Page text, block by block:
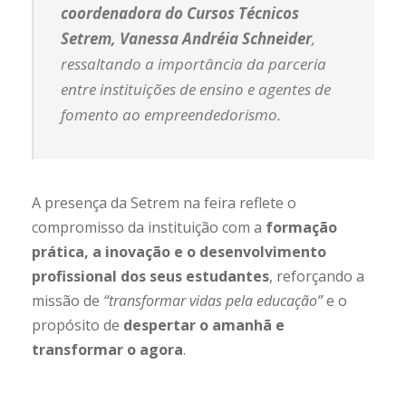
coordenadora do Cursos Técnicos
Setrem, Vanessa Andréia Schneider,
ressaltando a importância da parceria
entre instituições de ensino e agentes de
fomento ao empreendedorismo.
A presença da Setrem na feira reflete o
compromisso da instituição com a formação
prática, a inovação e o desenvolvimento
profissional dos seus estudantes, reforçando a
missão de “transformar vidas pela educação”e o
propósito de despertar o amanhã e
transformar o agora.